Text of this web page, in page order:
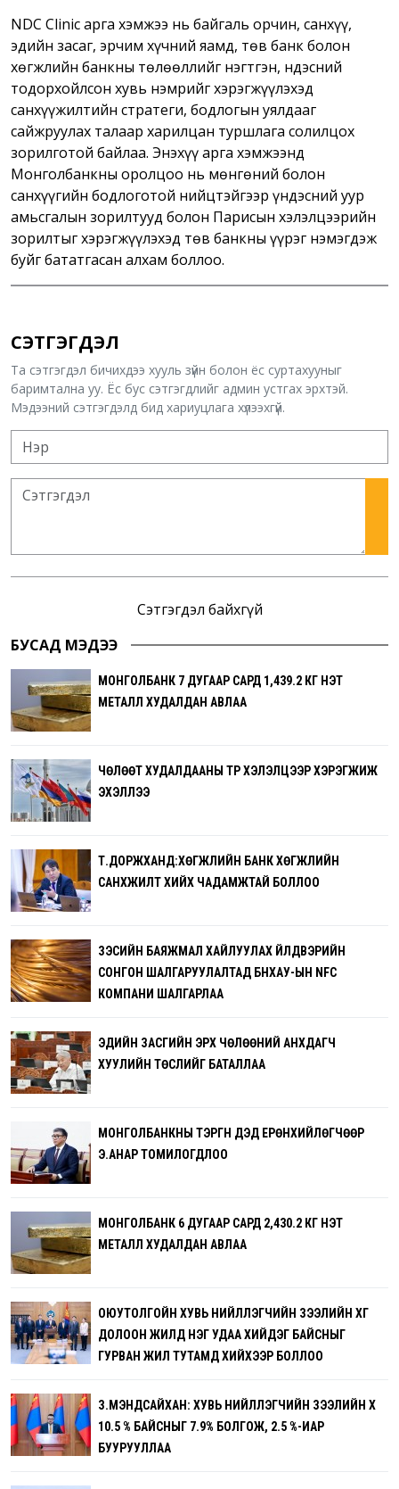
NDC Clinic арга хэмжээ нь байгаль орчин, санхүү,
эдийн засаг, эрчим хүчний яамд, төв банк болон
хөгжлийн банкны төлөөллийг нэгтгэн, Үндэсний
тодорхойлсон хувь нэмрийг хэрэгжүүлэхэд
санхүүжилтийн стратеги, бодлогын уялдааг
сайжруулах талаар харилцан туршлага солилцох
зорилготой байлаа. Энэхүү арга хэмжээнд
Монголбанкны оролцоо нь мөнгөний болон
санхүүгийн бодлоготой нийцтэйгээр үндэсний уур
амьсгалын зорилтууд болон Парисын хэлэлцээрийн
зорилтыг хэрэгжүүлэхэд төв банкны үүрэг нэмэгдэж
буйг бататгасан алхам боллоо.
СЭТГЭГДЭЛ
Та сэтгэгдэл бичихдээ хууль зүйн болон ёс суртахууныг
баримтална уу. Ёс бус сэтгэгдлийг админ устгах эрхтэй.
Мэдээний сэтгэгдэлд бид хариуцлага хүлээхгүй.
Сэтгэгдэл байхгүй
БУСАД МЭДЭЭ
МОНГОЛБАНК 7 ДУГААР САРД 1,439.2 КГ ҮНЭТ
МЕТАЛЛ ХУДАЛДАН АВЛАА
ЧӨЛӨӨТ ХУДАЛДААНЫ ТҮР ХЭЛЭЛЦЭЭР ХЭРЭГЖИЖ
ЭХЭЛЛЭЭ
Т.ДОРЖХАНД:ХӨГЖЛИЙН БАНК ХӨГЖЛИЙН
САНХҮҮЖИЛТ ХИЙХ ЧАДАМЖТАЙ БОЛЛОО
ЗЭСИЙН БАЯЖМАЛ ХАЙЛУУЛАХ ҮЙЛДВЭРИЙН
СОНГОН ШАЛГАРУУЛАЛТАД БНХАУ-ЫН NFC
КОМПАНИ ШАЛГАРЛАА
ЭДИЙН ЗАСГИЙН ЭРХ ЧӨЛӨӨНИЙ АНХДАГЧ
ХУУЛИЙН ТӨСЛИЙГ БАТАЛЛАА
МОНГОЛБАНКНЫ ТЭРГҮҮН ДЭД ЕРӨНХИЙЛӨГЧӨӨР
Э.АНАР ТОМИЛОГДЛОО
МОНГОЛБАНК 6 ДУГААР САРД 2,430.2 КГ ҮНЭТ
МЕТАЛЛ ХУДАЛДАН АВЛАА
ОЮУТОЛГОЙН ХУВЬ НИЙЛҮҮЛЭГЧИЙН ЗЭЭЛИЙН ХҮҮГ
ДОЛООН ЖИЛД НЭГ УДАА ХИЙДЭГ БАЙСНЫГ
ГУРВАН ЖИЛ ТУТАМД ХИЙХЭЭР БОЛЛОО
З.МЭНДСАЙХАН: ХУВЬ НИЙЛҮҮЛЭГЧИЙН ЗЭЭЛИЙН ХҮҮ
10.5 % БАЙСНЫГ 7.9% БОЛГОЖ, 2.5 %-ИАР
БУУРУУЛЛАА